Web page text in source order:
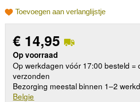
Toevoegen aan verlanglijstje
€ 14,95
Op voorraad
Op werkdagen vóór 17:00 besteld =
verzonden
Bezorging meestal binnen 1–2
Belgie